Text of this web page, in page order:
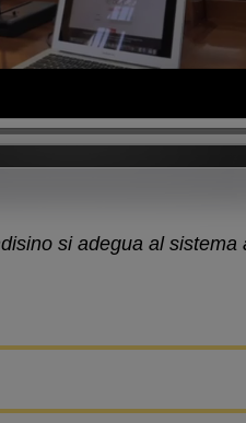
si adegua al